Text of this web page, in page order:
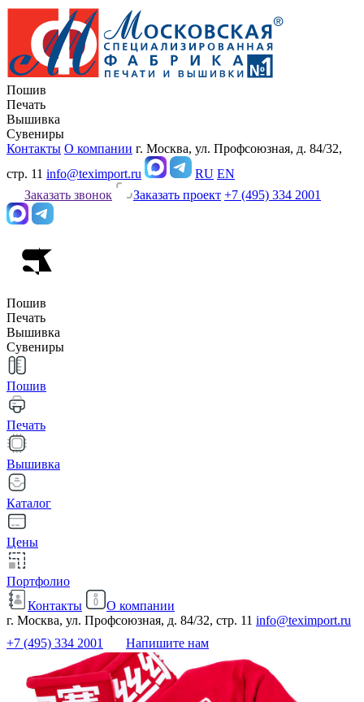
Пошив
Печать
Вышивка
Сувениры
Контакты О компании г. Москва, ул. Профсоюзная, д. 84/32,
стр. 11 info@teximport.ru RU EN
Заказать звонок
Заказать проект +7 (495) 334 2001
Пошив
Печать
Вышивка
Сувениры
Пошив
Печать
Вышивка
Каталог
Цены
Портфолио
Контакты
О компании
г. Москва, ул. Профсоюзная, д. 84/32, стр. 11 info@teximport.ru
+7 (495) 334 2001
Напишите нам